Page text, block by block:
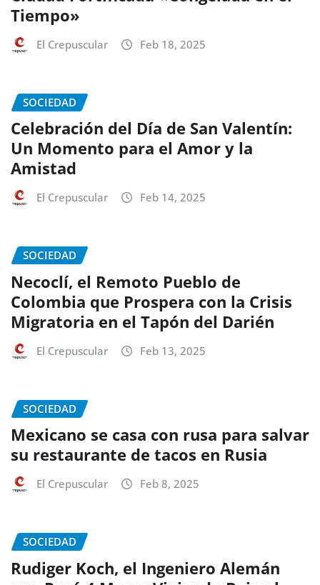
Tiempo»
El Crepuscular Feb 18, 2025
SOCIEDAD
Celebración del Día de San Valentín:
Un Momento para el Amor y la
Amistad
El Crepuscular Feb 14, 2025
SOCIEDAD
Necoclí, el Remoto Pueblo de
Colombia que Prospera con la Crisis
Migratoria en el Tapón del Darién
El Crepuscular Feb 13, 2025
SOCIEDAD
Mexicano se casa con rusa para salvar
su restaurante de tacos en Rusia
El Crepuscular Feb 8, 2025
SOCIEDAD
Rudiger Koch, el Ingeniero Alemán